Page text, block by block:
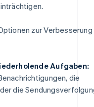
zur Verbesserung
Aufgaben:
die
die